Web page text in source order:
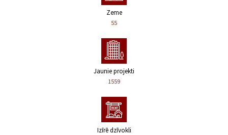
Zeme
55
Jaunie projekti
1559
Izīrē dzīvokli